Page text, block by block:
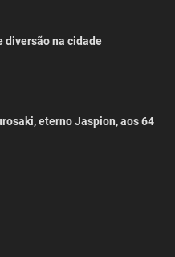
diversão na cidade
eterno Jaspion, aos 64